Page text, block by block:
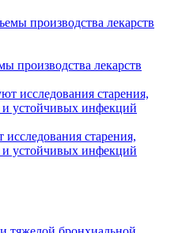
производства лекарств
старения,
и устойчивых инфекций
zdravookhraneniya-Rossiyskoy-